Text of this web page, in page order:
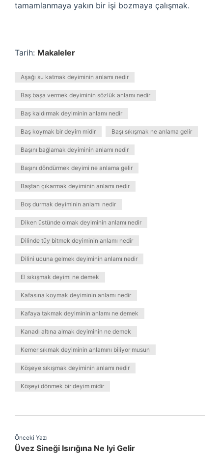
tamamlanmaya yakın bir işi bozmaya çalışmak.
Tarih: Makaleler
Aşağı su katmak deyiminin anlamı nedir
Baş başa vermek deyiminin sözlük anlamı nedir
Baş kaldırmak deyiminin anlamı nedir
Baş koymak bir deyim midir Başı sıkışmak ne anlama gelir
Başını bağlamak deyiminin anlamı nedir
Başını döndürmek deyimi ne anlama gelir
Baştan çıkarmak deyiminin anlamı nedir
Boş durmak deyiminin anlamı nedir
Diken üstünde olmak deyiminin anlamı nedir
Dilinde tüy bitmek deyiminin anlamı nedir
Dilini ucuna gelmek deyiminin anlamı nedir
El sıkışmak deyimi ne demek
Kafasına koymak deyiminin anlamı nedir
Kafaya takmak deyiminin anlamı ne demek
Kanadı altına almak deyiminin ne demek
Kemer sıkmak deyiminin anlamını biliyor musun
Köşeye sıkışmak deyiminin anlamı nedir
Köşeyi dönmek bir deyim midir
Önceki Yazı
Üvez Sineği Isırığına Ne Iyi Gelir